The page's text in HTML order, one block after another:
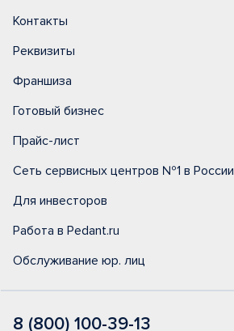
Контакты
Реквизиты
Франшиза
Готовый бизнес
Прайс-лист
Сеть сервисных центров №1 в России
Для инвесторов
Работа в Pedant.ru
Обслуживание юр. лиц
8 (800) 100-39-13